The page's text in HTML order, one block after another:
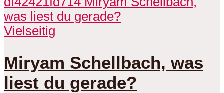
Vielseitig
Miryam Schellbach, was
liest du gerade?